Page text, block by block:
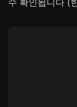
수 확인됩니다 (